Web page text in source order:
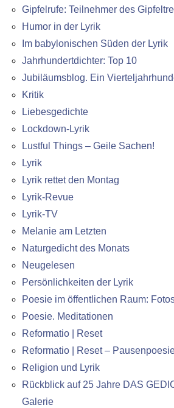
Gipfelrufe: Teilnehmer des
Humor in der Lyrik
Im babylonischen Süden der Lyrik
Jahrhundertdichter: Top 10
Jubiläumsblog. Ein
Kritik
Liebesgedichte
Lockdown-Lyrik
Lustful Things – Geile Sachen!
Lyrik
Lyrik rettet den Montag
Lyrik-Revue
Lyrik-TV
Melanie am Letzten
Naturgedicht des Monats
Neugelesen
Persönlichkeiten der Lyrik
Poesie im öffentlichen Raum:
Poesie. Meditationen
Reformatio | Reset
Reformatio | Reset –
Religion und Lyrik
Rückblick auf 25 Jahre DAS
Galerie